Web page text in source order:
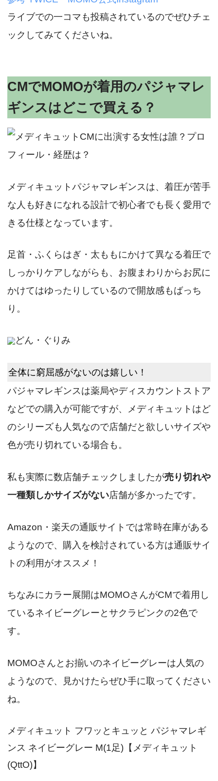
ライブでの一コマも投稿されているのでぜひチェ
ックしてみてくださいね。
CMでMOMOが着用のパジャマレ
ギンスはどこで買える？
メディキュットパジャマレギンスは、着圧が苦手
な人も好きになれる設計で初心者でも長く愛用で
きる仕様となっています。
足首・ふくらはぎ・太ももにかけて異なる着圧で
しっかりケアしながらも、 お腹まわりからお尻に
かけてはゆったり しているので開放感もばっち
り。
どん・ぐりみ
全体に窮屈感がないのは嬉しい！
パジャマレギンスは薬局やディスカウントストア
などでの購入が可能ですが、メディキュットはど
のシリーズも人気なので店舗だと欲しいサイズや
色が売り切れている場合も。
私も実際に数店舗チェックしましたが売り切れや
一種類しかサイズがない店舗が多かったです。
Amazon・楽天の通販サイトでは常時在庫がある
ようなので、購入を検討されている方は通販サイ
トの利用がオススメ！
ちなみにカラー展開はMOMOさんがCMで着用し
ているネイビーグレーとサクラピンクの2色で
す。
MOMOさんとお揃いのネイビーグレーは人気の
ようなので、見かけたらぜひ手に取ってください
ね。
メディキュット フワッとキュッと パジャマレギ
ンス ネイビーグレー M(1足)【メディキュット
(QttO)】